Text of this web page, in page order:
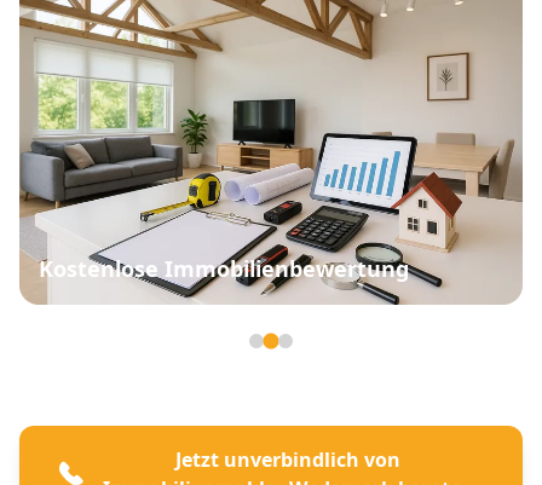
Kostenlose Immobilienbewertung
Jetzt unverbindlich von